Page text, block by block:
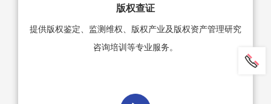
版权查证
提供版权鉴定、监测维权、版权产业及版权资产管理研究
咨询培训等专业服务。